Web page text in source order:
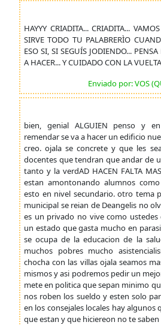
HAYYY CRIADITA... CRIADITA...
SIRVE TODO TU PALABRERÌO
ESO SI, SI SEGUÍS JODIENDO...
A HACER... Y CUIDADO CON LA
Enviado por: VOS
bien, genial ALGUIEN penso y
remendar se va a hacer un edificio
creo. ojala se concrete y que les
docentes que tendran que andar de
tanto y la verdAD HACEN FALTA MAS
estan amontonando alumnos
esto en nivel secundario. otro tema
municipal se reian de Deangelis no
es un privado no vive como ustedes
un estado que gasta mucho en
se ocupa de la educacion de la
muchos pobres mucho
chocha con las villas ojala seamos
mismos y asi podremos pedir un
mete en politica que sepan minimo
nos roben los sueldo y esten solo
en los consejales locales hay algunos
que estan y que hiciereon no te saben